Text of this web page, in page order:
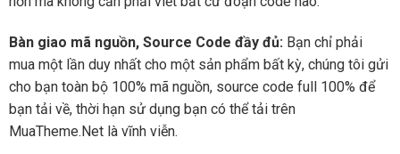
Bàn giao mã nguồn, Source Code đầy đủ: Bạn chỉ phải
mua một lần duy nhất cho một sản phẩm bất kỳ, chúng tôi gửi
cho bạn toàn bộ 100% mã nguồn, source code full 100% để
bạn tải về, thời hạn sử dụng bạn có thể tải trên
MuaTheme.Net là vĩnh viễn.